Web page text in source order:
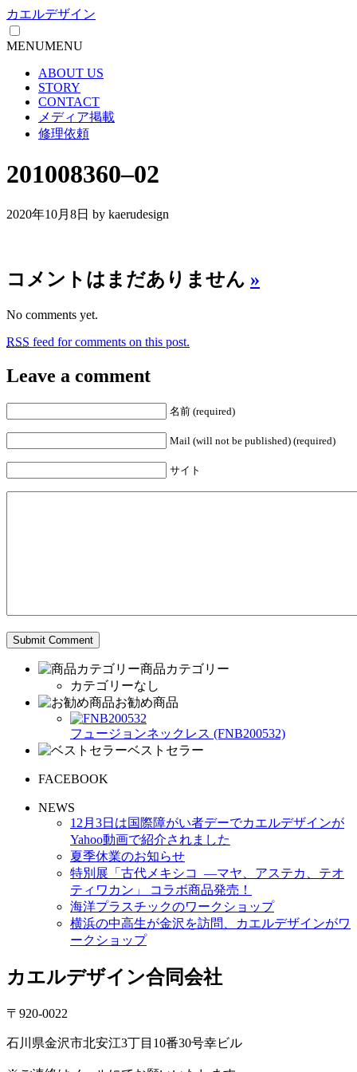
カエルデザイン
MENUMENU
ABOUT US
STORY
CONTACT
メディア掲載
修理依頼
201008360–02
2020年10月8日 by kaerudesign
コメントはまだありません »
No comments yet.
RSS feed for comments on this post.
Leave a comment
名前 (required)
Mail (will not be published) (required)
サイト
商品カテゴリー
カテゴリーなし
お勧め商品
フュージョンネックレス (FNB200532)
ベストセラー
FACEBOOK
NEWS
12月3日は国際障がい者デーでカエルデザインが
Yahoo動画で紹介されました
夏季休業のお知らせ
特別展「古代メキシコ ―マヤ、アステカ、テオ
ティワカン」 コラボ商品発売！
海洋プラスチックのワークショップ
横浜の中高生が金沢を訪問、カエルデザインがワ
ークショップ
カエルデザイン合同会社
〒920-0022
石川県金沢市北安江3丁目10番30号幸ビル